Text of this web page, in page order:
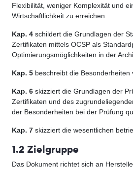
Flexibilität, weniger Komplexität und
Wirtschaftlichkeit zu erreichen.
Kap. 4 schildert die Grundlagen der
Zertifikaten mittels OCSP als
Optimierungsmöglichkeiten in der
Kap. 5 beschreibt die Besonderheiten
Kap. 6 skizziert die Grundlagen der
Zertifikaten und des
der Besonderheiten bei der Prüfung
Kap. 7 skizziert die wesentlichen
1.2 Zielgruppe
Das Dokument richtet sich an